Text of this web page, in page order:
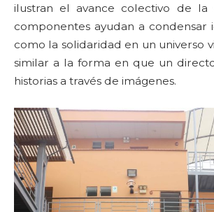
ilustran el avance colectivo de la
componentes ayudan a condensar
como la solidaridad en un universo
similar a la forma en que un
historias a través de imágenes.